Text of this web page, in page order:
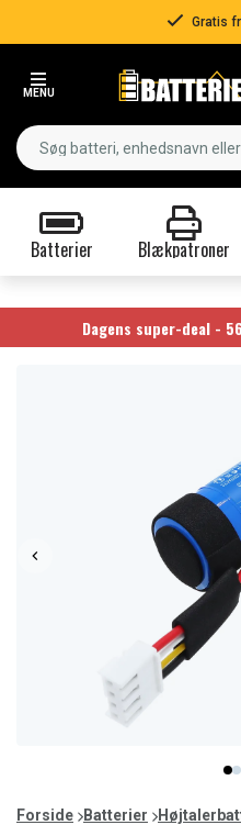
Gratis
MENU
Batterier Blækpatroner
9
Dagens super-deal -
0
of
Forside Batterier